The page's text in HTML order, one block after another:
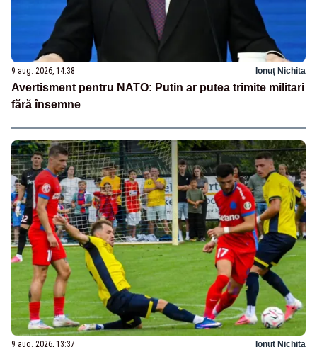
9 aug. 2026, 14:38 Ionuț Nichita
Avertisment pentru NATO: Putin ar putea trimite militari
fără însemne
9 aug. 2026, 13:37 Ionuț Nichita